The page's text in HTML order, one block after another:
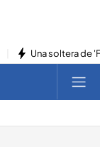
Una soltera de